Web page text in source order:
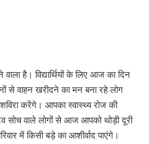
है। विद्यार्थियों के लिए आज का दिन
से वाहन खरीदने का मन बना रहे लोग
करेंगे। आपका स्वास्थ्य रोज की
सोच वाले लोगों से आज आपको थोड़ी दूरी
में किसी बड़े का आशीर्वाद पाएंगे।